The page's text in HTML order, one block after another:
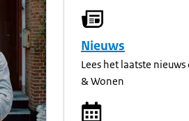
Nieuws
Lees het laatste
& Wonen